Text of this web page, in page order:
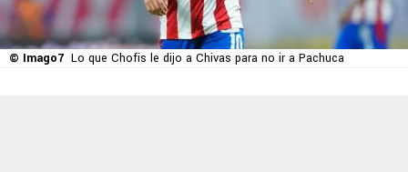
© Imago7 Lo que Chofis le dijo a Chivas para no ir a Pachuca